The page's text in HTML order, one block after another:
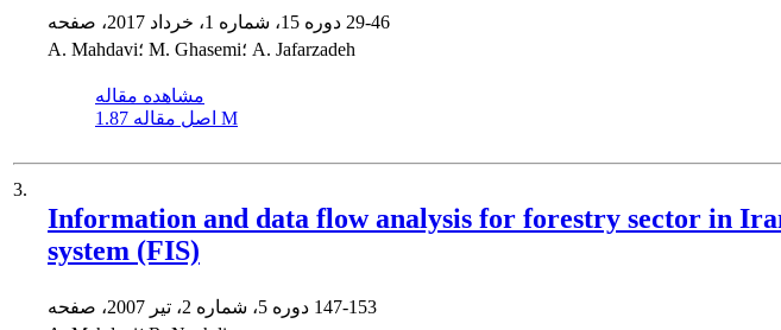
29-46
A. Mahdavi؛ M. Ghasemi؛ A. Jafarzadeh
مشاهده مقاله
اصل مقاله 1.87 M
3.
Information and data flow analysis for forestry sector in
system (FIS)
147-153